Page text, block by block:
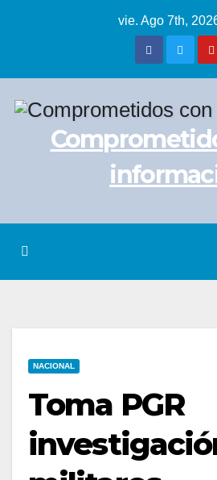
vie. Ago 7th,
NACIONAL
Toma PGR